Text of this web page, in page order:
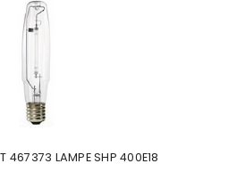
467373 LAMPE SHP 400E18